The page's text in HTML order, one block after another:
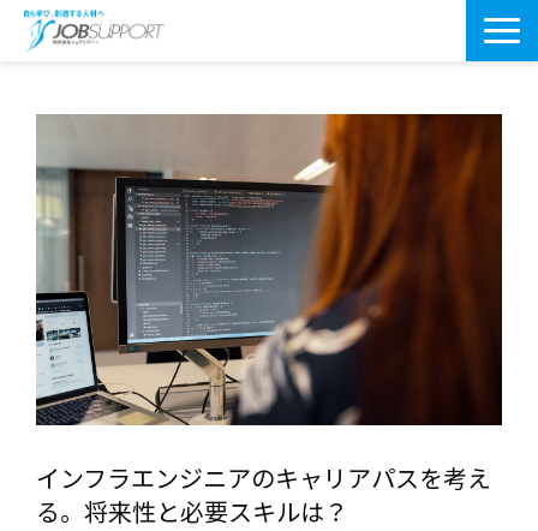
よくあるご質問
導入事例
お役立ちブログ
会社案内・アクセス
インフラエンジニアのキャリアパスを考え
る。将来性と必要スキルは？